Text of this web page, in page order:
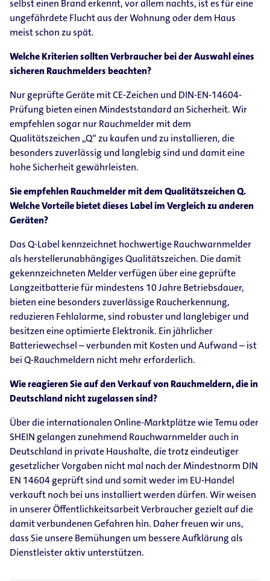
selbst einen Brand erkennt, vor allem nachts, ist es für eine
ungefährdete Flucht aus der Wohnung oder dem Haus
meist schon zu spät.
Welche Kriterien sollten Verbraucher bei der Auswahl eines
sicheren Rauchmelders beachten?
Nur geprüfte Geräte mit CE-Zeichen und DIN-EN-14604-
Prüfung bieten einen Mindeststandard an Sicherheit. Wir
empfehlen sogar nur Rauchmelder mit dem
Qualitätszeichen „Q“ zu kaufen und zu installieren, die
besonders zuverlässig und langlebig sind und damit eine
hohe Sicherheit gewährleisten.
Sie empfehlen Rauchmelder mit dem Qualitätszeichen Q.
Welche Vorteile bietet dieses Label im Vergleich zu anderen
Geräten?
Das Q-Label kennzeichnet hochwertige Rauchwarnmelder
als herstellerunabhängiges Qualitätszeichen. Die damit
gekennzeichneten Melder verfügen über eine geprüfte
Langzeitbatterie für mindestens 10 Jahre Betriebsdauer,
bieten eine besonders zuverlässige Raucherkennung,
reduzieren Fehlalarme, sind robuster und langlebiger und
besitzen eine optimierte Elektronik. Ein jährlicher
Batteriewechsel – verbunden mit Kosten und Aufwand – ist
bei Q-Rauchmeldern nicht mehr erforderlich.
Wie reagieren Sie auf den Verkauf von Rauchmeldern, die in
Deutschland nicht zugelassen sind?
Über die internationalen Online-Marktplätze wie Temu oder
SHEIN gelangen zunehmend Rauchwarnmelder auch in
Deutschland in private Haushalte, die trotz eindeutiger
gesetzlicher Vorgaben nicht mal nach der Mindestnorm DIN
EN 14604 geprüft sind und somit weder im EU-Handel
verkauft noch bei uns installiert werden dürfen. Wir weisen
in unserer Öffentlichkeitsarbeit Verbraucher gezielt auf die
damit verbundenen Gefahren hin. Daher freuen wir uns,
dass Sie unsere Bemühungen um bessere Aufklärung als
Dienstleister aktiv unterstützen.